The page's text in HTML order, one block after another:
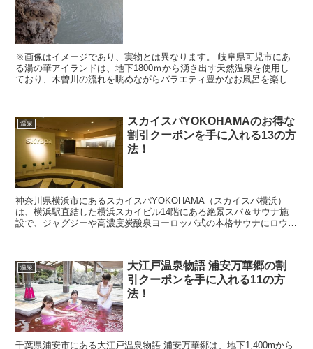
※画像はイメージであり、実物とは異なります。 岐阜県可児市にあ
る湯の華アイランドは、地下1800ｍから湧き出す天然温泉を使用し
ており、木曽川の流れを眺めながらバラエティ豊かなお風呂を楽しん
温泉
スカイスパYOKOHAMAのお得な
割引クーポンを手に入れる13の方
法！
神奈川県横浜市にあるスカイスパYOKOHAMA（スカイスパ横浜）
は、横浜駅直結した横浜スカイビル14階にある絶景スパ＆サウナ施
設で、ジャグジーや高濃度炭酸泉ヨーロッパ式の本格サウナにロウリ
温泉
大江戸温泉物語 浦安万華郷の割
引クーポンを手に入れる11の方
法！
千葉県浦安市にある大江戸温泉物語 浦安万華郷は、地下1,400mから